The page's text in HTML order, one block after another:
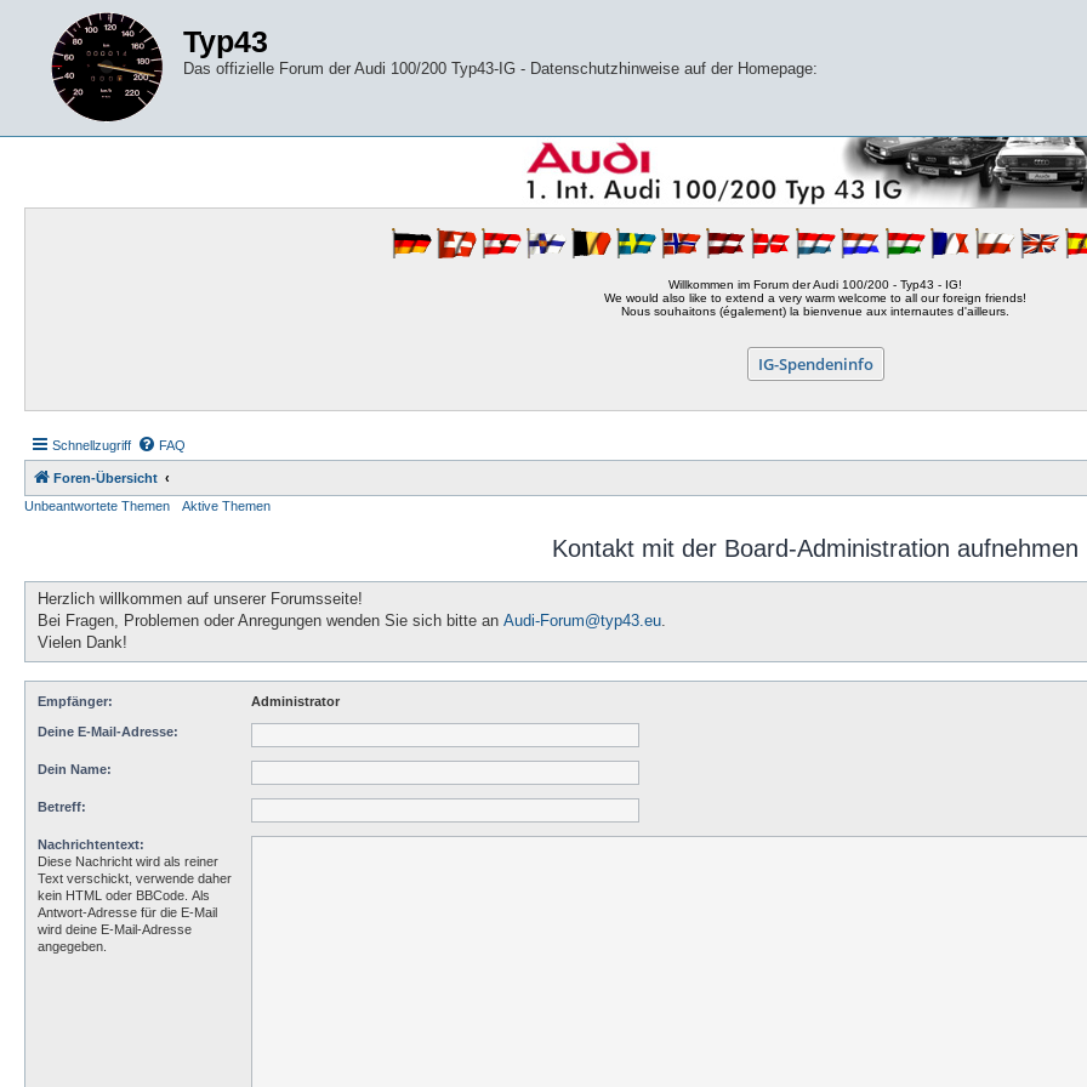
Typ43
Das offizielle Forum der Audi 100/200 Typ43-IG - Datenschutzhinweise auf der Homepage:
Willkommen im Forum der Audi 100/200 - Typ43 - IG!
We would also like to extend a very warm welcome to all our foreign friends!
Nous souhaitons (également) la bienvenue aux internautes d'ailleurs.
IG-Spendeninfo
Schnellzugriff FAQ
Foren-Übersicht
Unbeantwortete Themen
Aktive Themen
Kontakt mit der Board-Administration aufnehmen
Herzlich willkommen auf unserer Forumsseite!
Bei Fragen, Problemen oder Anregungen wenden Sie sich bitte an Audi-Forum@typ43.eu.
Vielen Dank!
Empfänger: Administrator
Deine E-Mail-Adresse:
Dein Name:
Betreff:
Nachrichtentext:
Diese Nachricht wird als reiner
Text verschickt, verwende daher
kein HTML oder BBCode. Als
Antwort-Adresse für die E-Mail
wird deine E-Mail-Adresse
angegeben.